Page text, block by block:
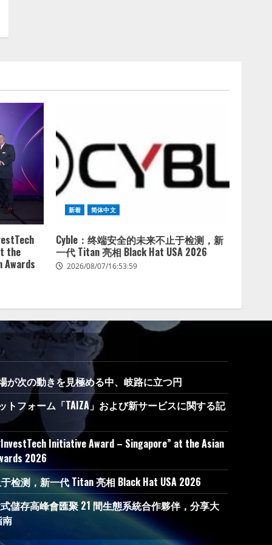
the
Awards
新着 简体中文
Cyble：终端安全的未来不止于检测，新
一代 Titan 亮相 Black Hat USA 2026
2026/08/07/16:53:59
が次の動きを見極める中、岐路に立つ円
トフォーム「TAIZA」および新サービスに関する記
Initiative Award – Singapore” at the Asian
2026
检测，新一代 Titan 亮相 Black Hat USA 2026
儲存高峰會匯聚 21 間生態系統合作夥伴，分享大